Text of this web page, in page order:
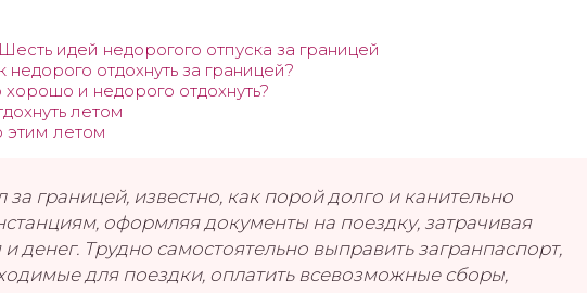
идей недорогого отпуска за границей
отдохнуть за границей?
и недорого отдохнуть?
летом
этим летом
за границей, известно, как порой долго и канительно
оформляя документы на поездку, затрачивая
денег. Трудно самостоятельно выправить загранпаспорт,
для поездки, оплатить всевозможные сборы,